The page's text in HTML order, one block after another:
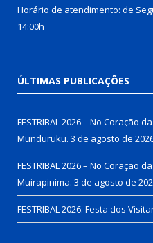
Horário de atendimento: de
14:00h
ÚLTIMAS PUBLICAÇÕES
FESTRIBAL 2026 – No Coração
Munduruku. 3 de agosto de
FESTRIBAL 2026 – No Coração
Muirapinima. 3 de agosto de
FESTRIBAL 2026: Festa dos